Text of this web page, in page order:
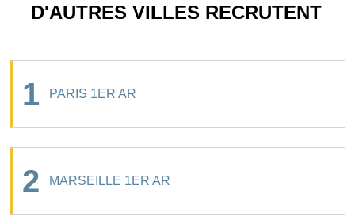
D'AUTRES VILLES RECRUTENT
1 PARIS 1ER AR
2 MARSEILLE 1ER AR